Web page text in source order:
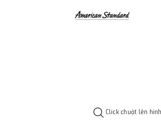
Click chuột lên